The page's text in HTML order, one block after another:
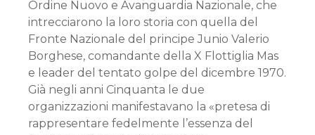
Ordine Nuovo e Avanguardia Nazionale, che
intrecciarono la loro storia con quella del
Fronte Nazionale del principe Junio Valerio
Borghese, comandante della X Flottiglia Mas
e leader del tentato golpe del dicembre 1970.
Già negli anni Cinquanta le due
organizzazioni manifestavano la «pretesa di
rappresentare fedelmente l’essenza del